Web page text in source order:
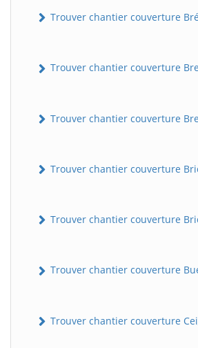
Trouver chantier couverture
Trouver chantier couverture
Trouver chantier couverture
Trouver chantier couverture
Trouver chantier couverture
Trouver chantier couverture
Trouver chantier couverture